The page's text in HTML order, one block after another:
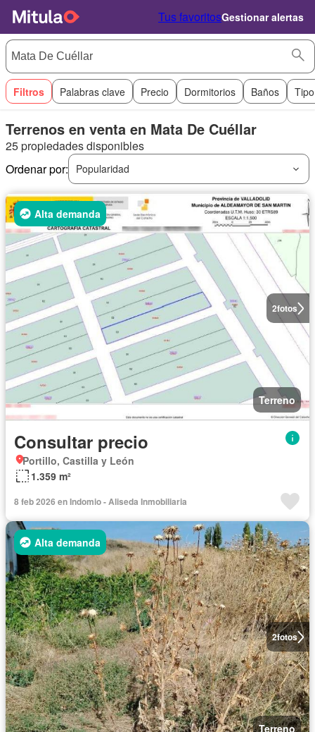
Tus favoritosGestionar alertas
Filtros Palabras clave Precio Dormitorios Baños
Terrenos en venta en Mata De Cuéllar
25 propiedades disponibles
Ordenar por:
Popularidad
2fotos
Alta demanda
Terreno
Consultar precio
Portillo, Castilla y León
1.359 m²
8 feb 2026 en Indomio - Aliseda Inmobiliaria
2fotos
Alta demanda
Terreno